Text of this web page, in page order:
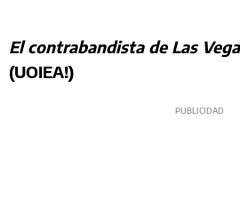
El contrabandista de Las
(UOIEA!)